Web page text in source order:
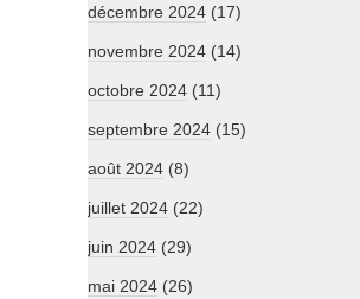
décembre 2024 (17)
novembre 2024 (14)
octobre 2024 (11)
septembre 2024 (15)
août 2024 (8)
juillet 2024 (22)
juin 2024 (29)
mai 2024 (26)